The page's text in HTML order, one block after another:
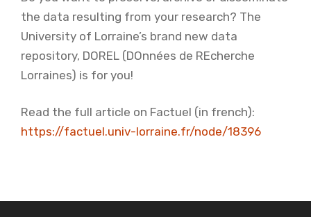
the data resulting from your research? The
University of Lorraine’s brand new data
repository, DOREL (DOnnées de REcherche
Lorraines) is for you!
Read the full article on Factuel (in french):
https://factuel.univ-lorraine.fr/node/18396